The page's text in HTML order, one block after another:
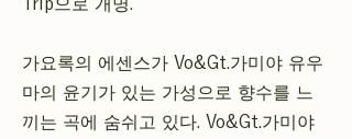
가요록의 에센스가 Vo&Gt.가미야 유우
마의 윤기가 있는 가성으로 향수를 느
끼는 곡에 숨쉬고 있다. Vo&Gt.가미야